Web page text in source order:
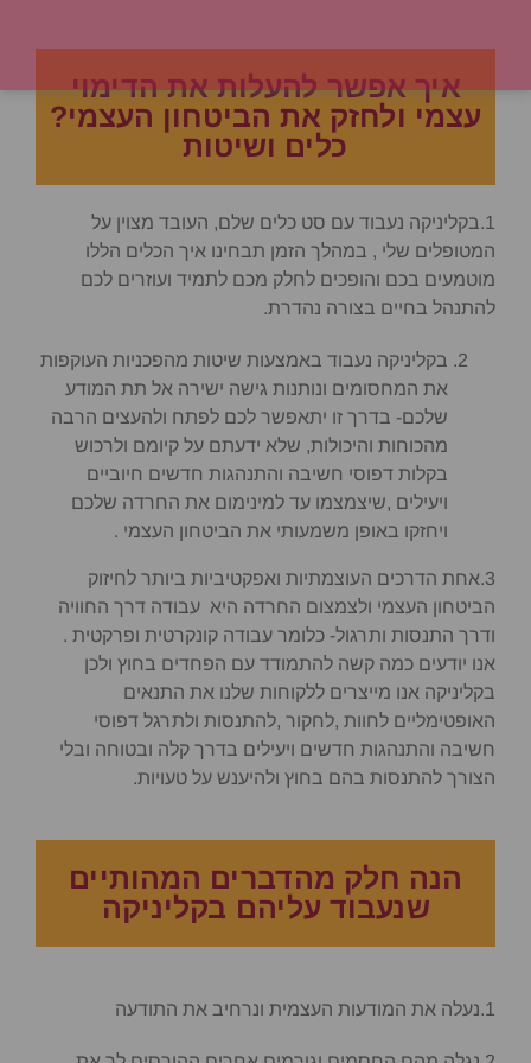
איך אפשר להעלות את הדימוי
עצמי ולחזק את הביטחון העצמי?
כלים ושיטות
1.בקליניקה נעבוד עם סט כלים שלם, העובד מצוין על
המטופלים שלי , במהלך הזמן תבחינו איך הכלים הללו
מוטמעים בכם והופכים לחלק מכם לתמיד ועוזרים לכם
להתנהל בחיים בצורה נהדרת.
בקליניקה נעבוד באמצעות שיטות מהפכניות העוקפות
את המחסומים ונותנות גישה ישירה אל תת המודע
שלכם- בדרך זו יתאפשר לכם לפתח ולהעצים הרבה
מהכוחות והיכולות, שלא ידעתם על קיומם ולרכוש
בקלות דפוסי חשיבה והתנהגות חדשים חיוביים
ויעילים ,שיצמצמו עד למינימום את החרדה שלכם
ויחזקו באופן משמעותי את הביטחון העצמי .
3.אחת הדרכים העוצמתיות ואפקטיביות ביותר לחיזוק
הביטחון העצמי ולצמצום החרדה היא עבודה דרך החוויה
ודרך התנסות ותרגול- כלומר עבודה קונקרטית ופרקטית .
אנו יודעים כמה קשה להתמודד עם הפחדים בחוץ ולכן
בקליניקה אנו מייצרים ללקוחות שלנו את התנאים
האופטימליים לחוות ,לחקור ,להתנסות ולתרגל דפוסי
חשיבה והתנהגות חדשים ויעילים בדרך קלה ובטוחה ובלי
הצורך להתנסות בהם בחוץ ולהיענש על טעויות.
הנה חלק מהדברים המהותיים
שנעבוד עליהם בקליניקה
1.נעלה את המודעות העצמית ונרחיב את התודעה